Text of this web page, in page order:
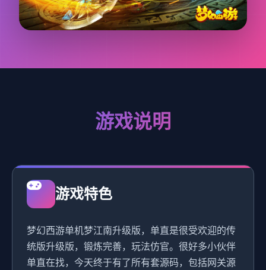
游戏说明
游戏特色
梦幻西游单机梦江南升级版，单直是很受欢迎的传
统版升级版，锻炼完善，玩法仿官。很好多小伙伴
单直在找，今天终于有了所有套源码，包括网关源